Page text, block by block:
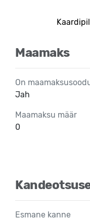
Maamaks
On
Jah
Maamaksu määr
0
Esmane kanne